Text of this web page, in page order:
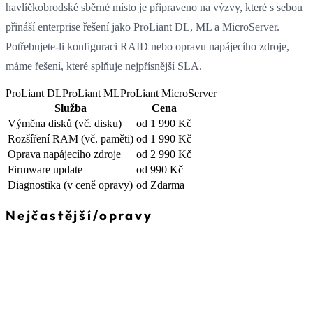
havlíčkobrodské sběrné místo je připraveno na výzvy, které s sebou
přináší enterprise řešení jako ProLiant DL, ML a MicroServer.
Potřebujete-li konfiguraci RAID nebo opravu napájecího zdroje,
máme řešení, které splňuje nejpřísnější SLA.
ProLiant DLProLiant MLProLiant MicroServer
Služba
Cena
Výměna disků (vč. disku)
od 1 990 Kč
Rozšíření RAM (vč. paměti) od 1 990 Kč
Oprava napájecího zdroje
od 2 990 Kč
Firmware update
od 990 Kč
Diagnostika (v ceně opravy) od Zdarma
Nejčastější/opravy